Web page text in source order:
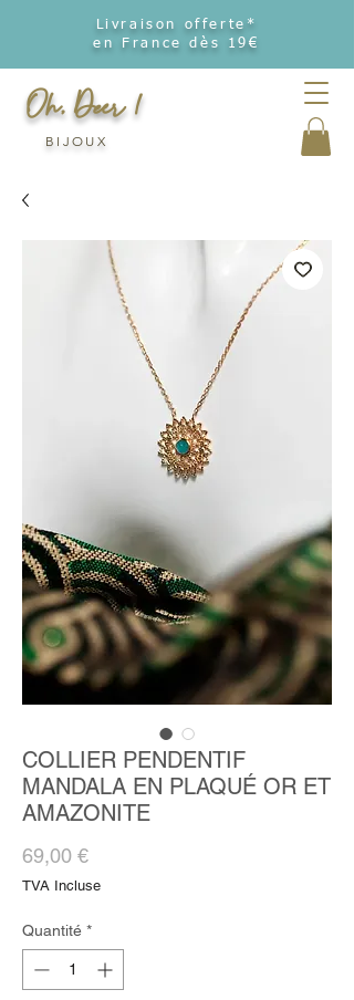
Livraison offerte*
en France dès 19€
Oh, Deer !
BIJOUX
COLLIER PENDENTIF
MANDALA EN PLAQUÉ OR ET
AMAZONITE
69,00 €Prix
TVA Incluse
Quantité *